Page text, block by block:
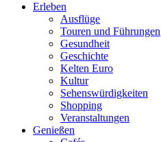
Erleben
Ausflüge
Touren und Führungen
Gesundheit
Geschichte
Kelten Euro
Kultur
Sehenswürdigkeiten
Shopping
Veranstaltungen
Genießen